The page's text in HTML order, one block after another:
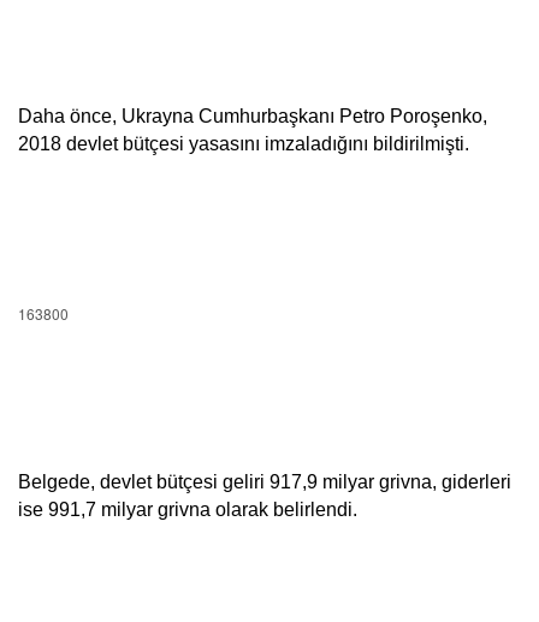
Daha önce, Ukrayna Cumhurbaşkanı Petro Poroşenko,
2018 devlet bütçesi yasasını imzaladığını bildirilmişti.
163800
Belgede, devlet bütçesi geliri 917,9 milyar grivna, giderleri
ise 991,7 milyar grivna olarak belirlendi.